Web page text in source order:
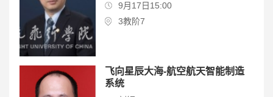
9月17日15:00
3教阶7
飞向星辰大海-航空航天智能制造
系统